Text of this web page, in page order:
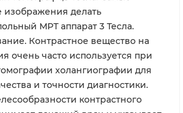
изображения делать
МРТ аппарат 3 Тесла.
Контрастное вещество на
очень часто используется при
холангиографии для
и точности диагностики.
контрастного